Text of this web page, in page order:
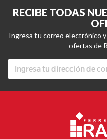
RECIBE TODAS
Ingresa tu correo electrónico
ofertas de